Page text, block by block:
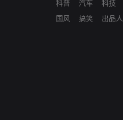
科普
国风
汽车
搞笑
科技
出品人